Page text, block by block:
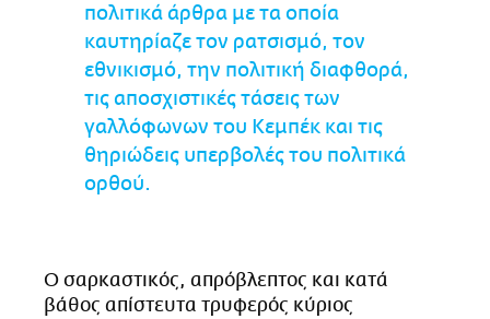
πολιτικά άρθρα με τα οποία
καυτηρίαζε τον ρατσισμό, τον
εθνικισμό, την πολιτική διαφθορά,
τις αποσχιστικές τάσεις των
γαλλόφωνων του Κεμπέκ και τις
θηριώδεις υπερβολές του πολιτικά
ορθού.
Ο σαρκαστικός, απρόβλεπτος και κατά
βάθος απίστευτα τρυφερός κύριος